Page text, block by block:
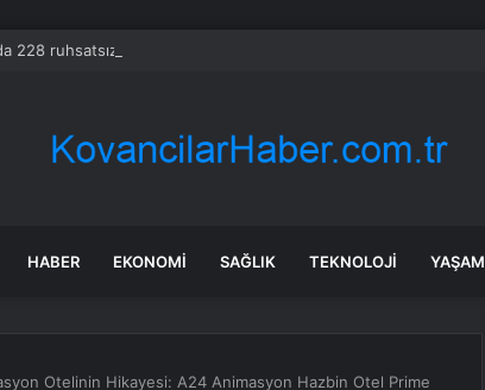
228 ruhsatsız tabanca ele geçirildi
HABER EKONOMI SAĞLIK TEKNOLOJI YAŞAM
Otelinin Hikayesi: A24 Animasyon Hazbin Otel Prime